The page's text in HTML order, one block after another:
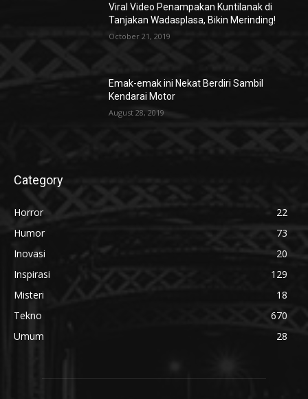
Viral Video Penampakan Kuntilanak di
Tanjakan Wadasplasa, Bikin Merinding!
October 21, 2019
Emak-emak ini Nekat Berdiri Sambil
Kendarai Motor
August 28, 2019
Category
Horror
22
Humor
73
Inovasi
20
Inspirasi
129
Misteri
18
Tekno
670
Umum
28